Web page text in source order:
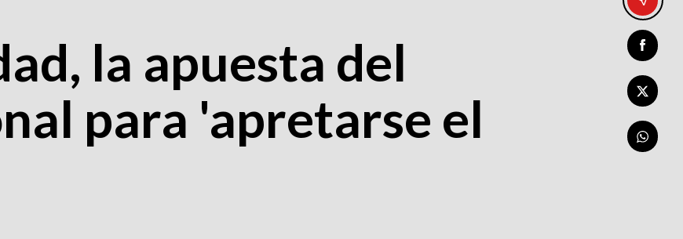
la apuesta del
para 'apretarse el